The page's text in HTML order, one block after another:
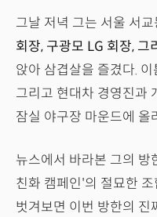
그날 저녁 그는 서울 서
회장, 구광모 LG 회장,
앉아 삼겹살을 즐겼다.
그리고 현대차 경영진과
잠실 야구장 마운드에 올
뉴스에서 바라본 그의
친화 캠페인'의 절묘한
벗겨보면 이번 방한의 진